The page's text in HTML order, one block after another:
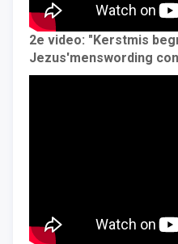
2e video: "Kerstmis
Jezus'menswording